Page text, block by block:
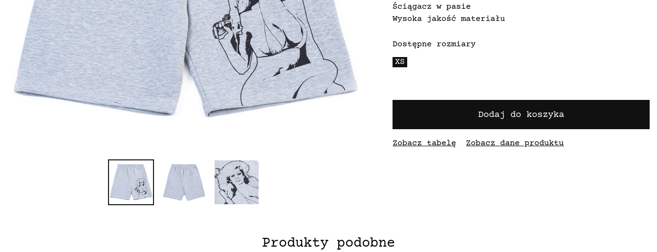
Ściągacz w pasie
Wysoka jakość materiału
Dostępne rozmiary
XS
Dodaj do koszyka
Zobacz tabelę Zobacz dane produktu
Produkty podobne